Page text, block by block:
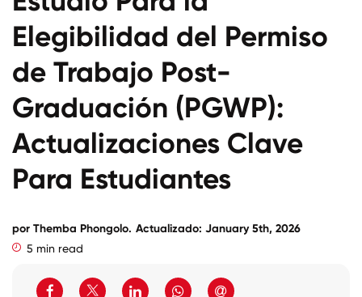
Elegibilidad del Permiso
de Trabajo Post-
Graduación (PGWP):
Actualizaciones Clave
Para Estudiantes
por Themba Phongolo. Actualizado: January 5th, 2026
5 min read
Acerca De Nosotros
Blog
FAQ
Iniciar sesión en su cuenta
Llámenos al +1 604 449 1200